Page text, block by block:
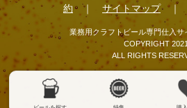
約｜ サイトマップ
業務用クラフトビール専門仕入サ
COPYRIGHT 2021
ALL RIGHTS